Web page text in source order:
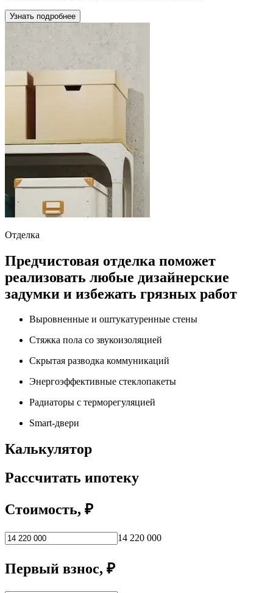
Узнать подробнее
Отделка
Предчистовая отделка поможет
реализовать любые дизайнерские
задумки и избежать грязных работ
Выровненные и оштукатуренные стены
Стяжка пола со звукоизоляцией
Скрытая разводка коммуникаций
Энергоэффективные стеклопакеты
Радиаторы с терморегуляцией
Smart-двери
Калькулятор
Рассчитать ипотеку
Стоимость, ₽
14 220 000
Первый взнос, ₽